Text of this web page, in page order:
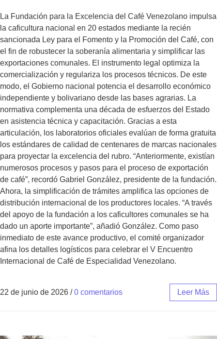
La Fundación para la Excelencia del Café Venezolano impulsa
la caficultura nacional en 20 estados mediante la recién
sancionada Ley para el Fomento y la Promoción del Café, con
el fin de robustecer la soberanía alimentaria y simplificar las
exportaciones comunales. El instrumento legal optimiza la
comercialización y regulariza los procesos técnicos. De este
modo, el Gobierno nacional potencia el desarrollo económico
independiente y bolivariano desde las bases agrarias. La
normativa complementa una década de esfuerzos del Estado
en asistencia técnica y capacitación. Gracias a esta
articulación, los laboratorios oficiales evalúan de forma gratuita
los estándares de calidad de centenares de marcas nacionales
para proyectar la excelencia del rubro. “Anteriormente, existían
numerosos procesos y pasos para el proceso de exportación
de café”, recordó Gabriel González, presidente de la fundación.
Ahora, la simplificación de trámites amplifica las opciones de
distribución internacional de los productores locales. “A través
del apoyo de la fundación a los caficultores comunales se ha
dado un aporte importante”, añadió González. Como paso
inmediato de este avance productivo, el comité organizador
afina los detalles logísticos para celebrar el V Encuentro
Internacional de Café de Especialidad Venezolano.
22 de junio de 2026 / 0 comentarios Leer Más